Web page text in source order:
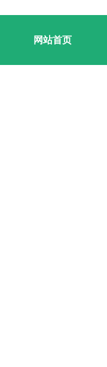
网站首页